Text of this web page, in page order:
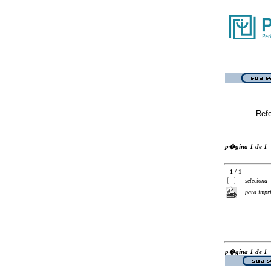
p�gina 1 de 1
1 / 1
seleciona
para
p�gina 1 de 1